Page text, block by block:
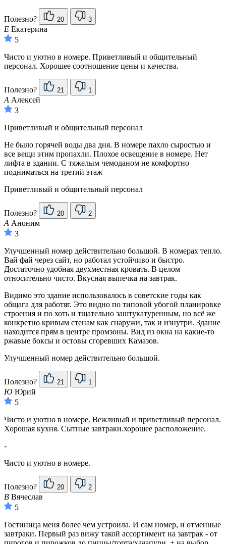
Полезно? 20 3
Е Екатерина
5
Чисто и уютно в номере. Приветливый и общительный
персонал. Хорошее соотношение цены и качества.
Полезно? 21 1
А Алексей
3
Приветливый и общительный персонал
Не было горячей воды два дня. В номере пахло сыростью и
все вещи этим пропахли. Плохое освещение в номере. Нет
лифта в здании. С тяжелым чемоданом не комфортно
подниматься на третий этаж
Приветливый и общительный персонал
Полезно? 20 2
А Аноним
3
Улучшенный номер действительно большой. В номерах тепло.
Вай фай через сайт, но работал устойчиво и быстро.
Достаточно удобная двухместная кровать. В целом
относительно чисто. Вкусная выпечка на завтрак.
Видимо это здание использовалось в советские годы как
общага для работяг. Это видно по типовой убогой планировке
строения и по хоть и тщательно заштукатуренным, но всё же
конкретно кривым стенам как снаружи, так и изнутри. Здание
находится прям в центре промзоны. Вид из окна на какие-то
ржавые боксы и остовы сгоревших Камазов.
Улучшенный номер действительно большой.
Полезно? 21 1
Ю Юрий
5
Чисто и уютно в номере. Вежливый и приветливый персонал.
Хорошая кухня. Сытные завтраки.хорошее расположение.
-
Чисто и уютно в номере.
Полезно? 20 2
В Вячеслав
5
Гостиница меня более чем устроила. И сам номер, и отменные
завтраки. Первый раз вижу такой ассортимент на завтрак - от